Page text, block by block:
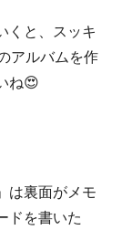
くと、スッキ
アルバムを作
ね😍
は裏面がメモ
ドを書いた